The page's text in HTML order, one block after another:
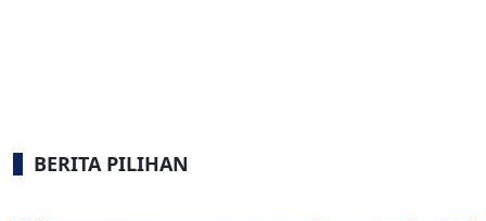
BERITA PILIHAN